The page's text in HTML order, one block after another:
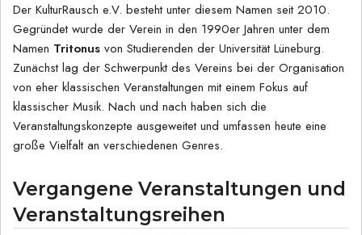
Der KulturRausch e.V. besteht unter diesem Namen seit 2010.
Gegründet wurde der Verein in den 1990er Jahren unter dem
Namen Tritonus von Studierenden der Universität Lüneburg.
Zunächst lag der Schwerpunkt des Vereins bei der Organisation
von eher klassischen Veranstaltungen mit einem Fokus auf
klassischer Musik. Nach und nach haben sich die
Veranstaltungskonzepte ausgeweitet und umfassen heute eine
große Vielfalt an verschiedenen Genres.
Vergangene Veranstaltungen und
Veranstaltungsreihen